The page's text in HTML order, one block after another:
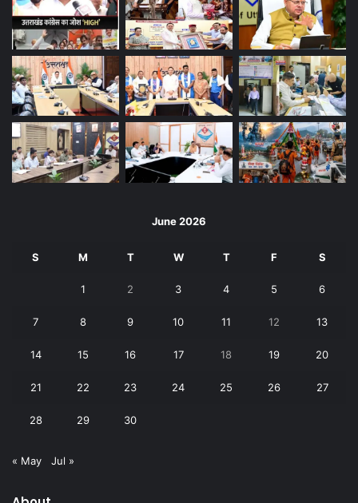
June 2026
S M T W T F S
1 2 3 4 5 6
7 8 9 10 11 12 13
14 15 16 17 18 19 20
21 22 23 24 25 26 27
28 29 30
« May Jul »